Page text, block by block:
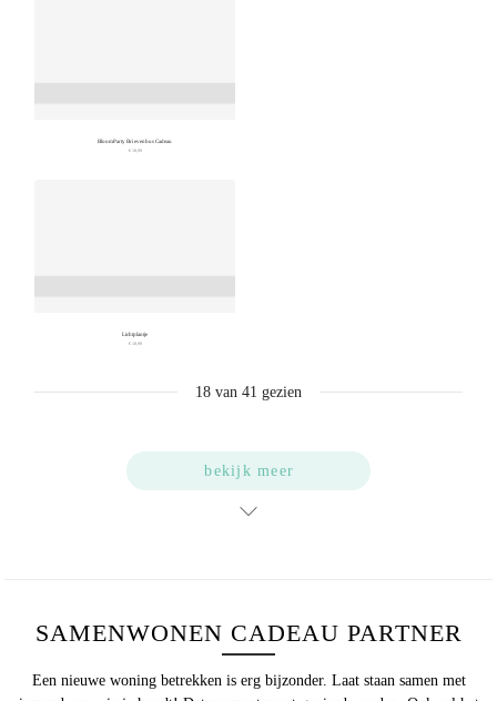
BloomParty Brievenbus Cadeau
€ 18,99
Lichtplantje
€ 18,99
18 van 41 gezien
bekijk meer
SAMENWONEN CADEAU PARTNER
Een nieuwe woning betrekken is erg bijzonder. Laat staan samen met